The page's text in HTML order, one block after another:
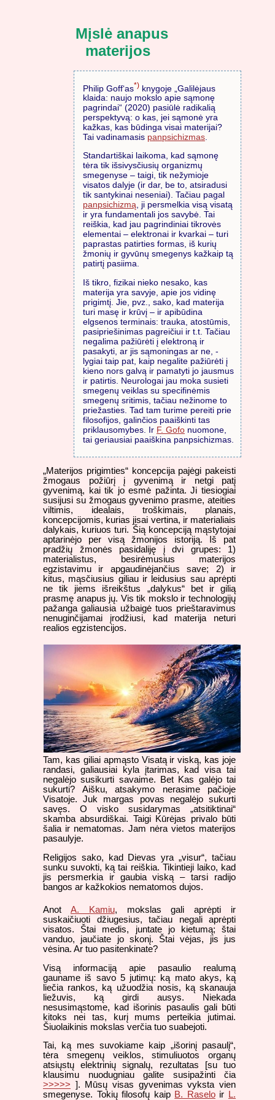
Mįslė anapus
materijos
Philip Goff‘as*) knygoje „Galilėjaus
klaida: naujo mokslo apie sąmonę
pagrindai“ (2020) pasiūlė radikalią
perspektyvą: o kas, jei sąmonė yra
kažkas, kas būdinga visai materijai?
Tai vadinamasis panpsichizmas.
Standartiškai laikoma, kad sąmonę
tėra tik išsivysčiusių organizmų
smegenyse – taigi, tik nežymioje
visatos dalyje (ir dar, be to, atsiradusi
tik santykinai neseniai). Tačiau pagal
panpsichizmą, ji persmelkia visą visatą
ir yra fundamentali jos savybė. Tai
reiškia, kad jau pagrindiniai tikrovės
elementai – elektronai ir kvarkai – turi
paprastas patirties formas, iš kurių
žmonių ir gyvūnų smegenys kažkaip tą
patirtį pasiima.
Iš tikro, fizikai nieko nesako, kas
materija yra savyje, apie jos vidinę
prigimtį. Jie, pvz., sako, kad materija
turi masę ir krūvį – ir apibūdina
elgsenos terminais: trauka, atostūmis,
pasipriešinimas pagreičiui ir t.t. Tačiau
negalima pažiūrėti į elektroną ir
pasakyti, ar jis sąmoningas ar ne, -
lygiai taip pat, kaip negalite pažiūrėti į
kieno nors galvą ir pamatyti jo jausmus
ir patirtis. Neurologai jau moka susieti
smegenų veiklas su specifinėmis
smegenų sritimis, tačiau nežinome to
priežasties. Tad tam turime pereiti prie
filosofijos, galinčios paaiškinti tas
priklausomybes. Ir F. Gofo nuomone,
tai geriausiai paaiškina panpsichizmas.
„Materijos prigimties“ koncepcija pajėgi pakeisti
žmogaus požiūrį į gyvenimą ir netgi patį
gyvenimą, kai tik jo esmė pažinta. Ji tiesiogiai
susijusi su žmogaus gyvenimo prasme, ateities
viltimis, idealais, troškimais, planais,
koncepcijomis, kurias jisai vertina, ir materialiais
dalykais, kuriuos turi. Šią koncepciją mąstytojai
aptarinėjo per visą žmonijos istoriją. Iš pat
pradžių žmonės pasidaliję į dvi grupes: 1)
materialistus, besirėmusius materijos
egzistavimu ir apgaudinėjančius save; 2) ir
kitus, mąsčiusius giliau ir leidusius sau aprėpti
ne tik jiems išreikštus „dalykus“ bet ir gilią
prasmę anapus jų. Vis tik mokslo ir technologijų
pažanga galiausia užbaigė tuos prieštaravimus
nenuginčijamai įrodžiusi, kad materija neturi
realios egzistencijos.
Tam, kas giliai apmąsto Visatą ir viską, kas joje
randasi, galiausiai kyla įtarimas, kad visa tai
negalėjo susikurti savaime. Bet Kas galėjo tai
sukurti? Aišku, atsakymo nerasime pačioje
Visatoje. Juk margas povas negalėjo sukurti
savęs. O visko susidarymas „atsitiktinai“
skamba absurdiškai. Taigi Kūrėjas privalo būti
šalia ir nematomas. Jam nėra vietos materijos
pasaulyje.
Religijos sako, kad Dievas yra „visur“, tačiau
sunku suvokti, ką tai reiškia. Tikintieji laiko, kad
jis persmerkia ir gaubia viską – tarsi radijo
bangos ar kažkokios nematomos dujos.
Anot A. Kamiu, mokslas gali aprėpti ir
suskaičiuoti džiugesius, tačiau negali aprėpti
visatos. Štai medis, juntate jo kietumą; štai
vanduo, jaučiate jo skonį. Štai vėjas, jis jus
vėsina. Ar tuo pasitenkinate?
Visą informaciją apie pasaulio realumą
gauname iš savo 5 jutimų: ką mato akys, ką
liečia rankos, ką užuodžia nosis, ką skanauja
liežuvis, ką girdi ausys. Niekada
nesusimąstome, kad išorinis pasaulis gali būti
kitoks nei tas, kurį mums perteikia jutimai.
Šiuolaikinis mokslas verčia tuo suabejoti.
Tai, ką mes suvokiame kaip „išorinį pasaulį“,
tėra smegenų veiklos, stimuliuotos organų
atsiųstų elektrinių signalų, rezultatas [su tuo
klausimu nuodugniau galite susipažinti čia
>>>>> ]. Mūsų visas gyvenimas vyksta vien
smegenyse. Tokių filosofų kaip B. Raseloir L.